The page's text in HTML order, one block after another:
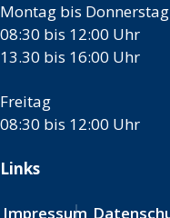
Montag bis Donnerstag
08:30 bis 12:00 Uhr
13.30 bis 16:00 Uhr
Freitag
08:30 bis 12:00 Uhr
Links
Impressum